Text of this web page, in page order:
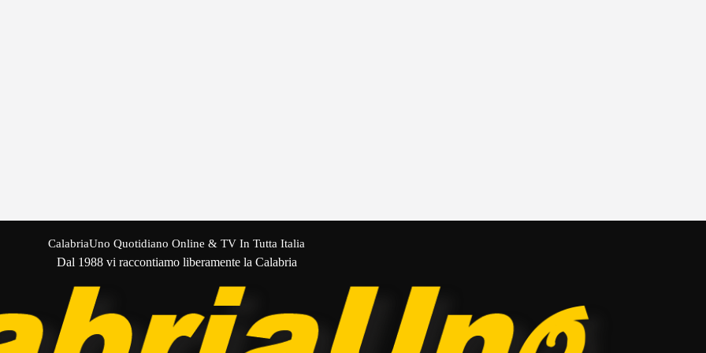
CalabriaUno Quotidiano Online & TV In Tutta Italia
Dal 1988 vi raccontiamo liberamente la Calabria